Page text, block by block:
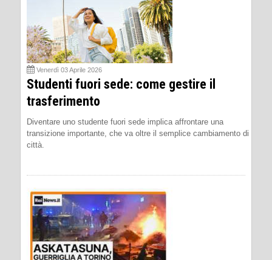
Venerdì 03 Aprile 2026
Studenti fuori sede: come gestire il
trasferimento
Diventare uno studente fuori sede implica affrontare una
transizione importante, che va oltre il semplice cambiamento di
città.